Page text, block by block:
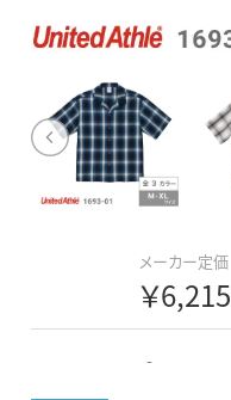
メーカー定価
￥6,215
-